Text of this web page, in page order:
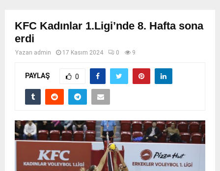
KFC Kadınlar 1.Ligi’nde 8. Hafta sona
erdi
Yazan admin 17 Kasım 2024 0 9
PAYLAŞ 0